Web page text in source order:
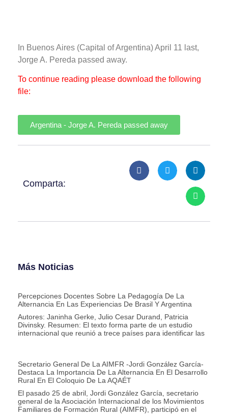
In Buenos Aires (Capital of Argentina) April 11 last,
Jorge A. Pereda passed away.
To continue reading please download the following
file:
Argentina - Jorge A. Pereda passed away
Comparta:
Más Noticias
Percepciones Docentes Sobre La Pedagogía De La
Alternancia En Las Experiencias De Brasil Y Argentina
Autores: Janinha Gerke, Julio Cesar Durand, Patricia
Divinsky. Resumen: El texto forma parte de un estudio
internacional que reunió a trece países para identificar las
Secretario General De La AIMFR -Jordi González García-
Destaca La Importancia De La Alternancia En El Desarrollo
Rural En El Coloquio De La AQAÉT
El pasado 25 de abril, Jordi González García, secretario
general de la Asociación Internacional de los Movimientos
Familiares de Formación Rural (AIMFR), participó en el